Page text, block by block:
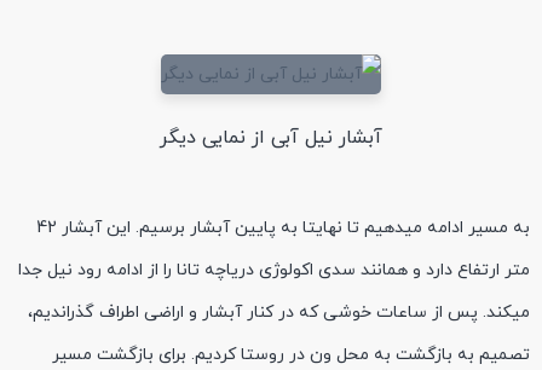
آبشار نیل آبی از نمایی دیگر
به مسیر ادامه میدهیم تا نهایتا به پایین آبشار برسیم. این آبشار 42
متر ارتفاع دارد و همانند سدی اکولوژی دریاچه تانا را از ادامه رود نیل جدا
میکند. پس از ساعات خوشی که در کنار آبشار و اراضی اطراف گذراندیم،
تصمیم به بازگشت به محل ون در روستا کردیم. برای بازگشت مسیر